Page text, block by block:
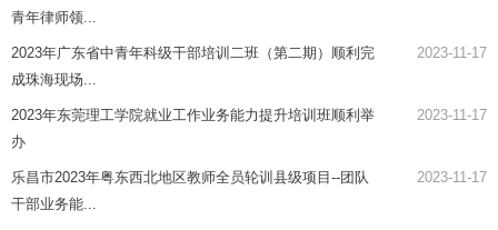
青年律师领...
2023年广东省中青年科级干部培训二班（第二期）顺利完
成珠海现场...
2023-11-17
2023年东莞理工学院就业工作业务能力提升培训班顺利举
办
2023-11-17
乐昌市2023年粤东西北地区教师全员轮训县级项目--团队
干部业务能...
2023-11-17